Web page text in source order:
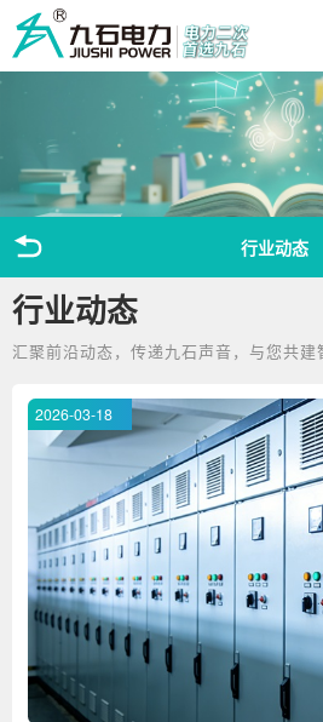
行业动态
行业动态
汇聚前沿动态，传递九石声音，与您共
2026-03-18